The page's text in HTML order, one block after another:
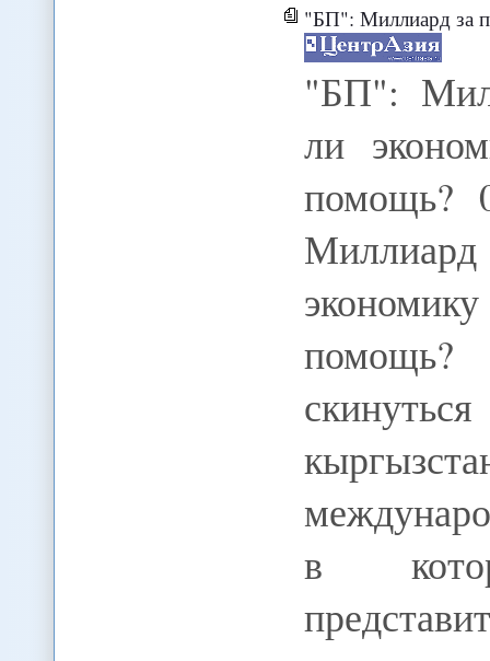
"БП": Миллиард за
"БП":
ли
помощь?
помощь?
в